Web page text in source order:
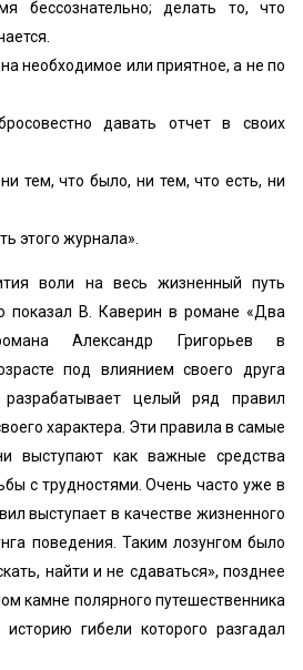
бессознательно; делать то, что
необходимое или приятное, а не по
давать отчет в своих
тем, что было, ни тем, что есть, ни
этого журнала».
воли на весь жизненный путь
показал В. Каверин в романе «Два
Александр Григорьев в
под влиянием своего друга
разрабатывает целый ряд правил
характера. Эти правила в самые
выступают как важные средства
с трудностями. Очень часто уже в
выступает в качестве жизненного
поведения. Таким лозунгом было
найти и не сдаваться», позднее
камне полярного путешественника
историю гибели которого разгадал